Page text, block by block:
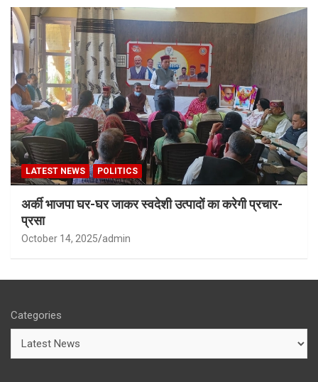
LATEST NEWS POLITICS
अर्की भाजपा घर-घर जाकर स्वदेशी उत्पादों का करेगी प्रचार-
प्रसा
October 14, 2025 admin
Categories